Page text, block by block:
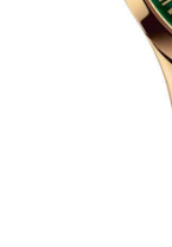
「肌のキレイな友人に
った」高垣麗子さん愛